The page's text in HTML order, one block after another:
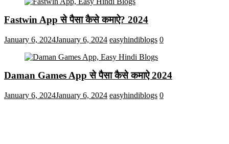
Fastwin App से पैसा कैसे कमाऐ? 2024
January 6, 2024January 6, 2024 easyhindiblogs 0
Daman Games App से पैसा कैसे कमाऐ 2024
January 6, 2024January 6, 2024 easyhindiblogs 0